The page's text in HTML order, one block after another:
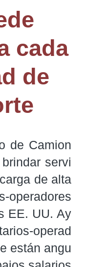
cada
de
de Camion
servi
de alta
operadores
EE. UU. Ay
operad
están angu